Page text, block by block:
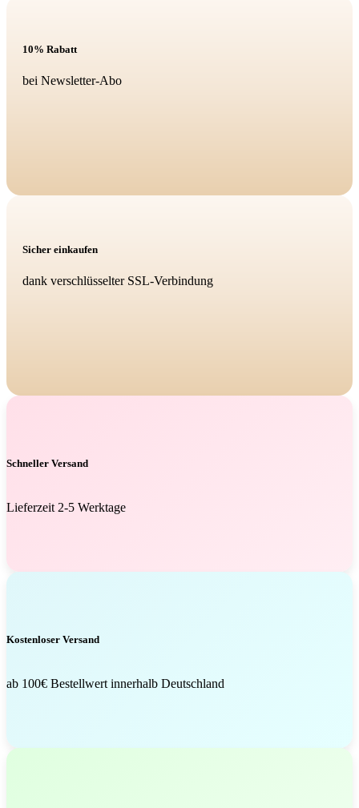
10% Rabatt
bei Newsletter-Abo
Sicher einkaufen
dank verschlüsselter SSL-Verbindung
Schneller Versand
Lieferzeit 2-5 Werktage
Kostenloser Versand
ab 100€ Bestellwert innerhalb Deutschland